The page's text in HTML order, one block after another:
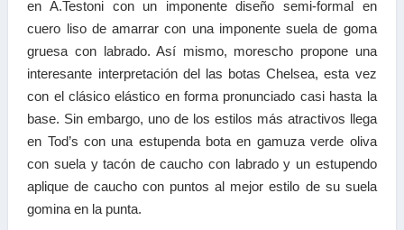
en A.Testoni con un imponente diseño semi-formal en
cuero liso de amarrar con una imponente suela de goma
gruesa con labrado. Así mismo, morescho propone una
interesante interpretación del las botas Chelsea, esta vez
con el clásico elástico en forma pronunciado casi hasta la
base. Sin embargo, uno de los estilos más atractivos llega
en Tod’s con una estupenda bota en gamuza verde oliva
con suela y tacón de caucho con labrado y un estupendo
aplique de caucho con puntos al mejor estilo de su suela
gomina en la punta.